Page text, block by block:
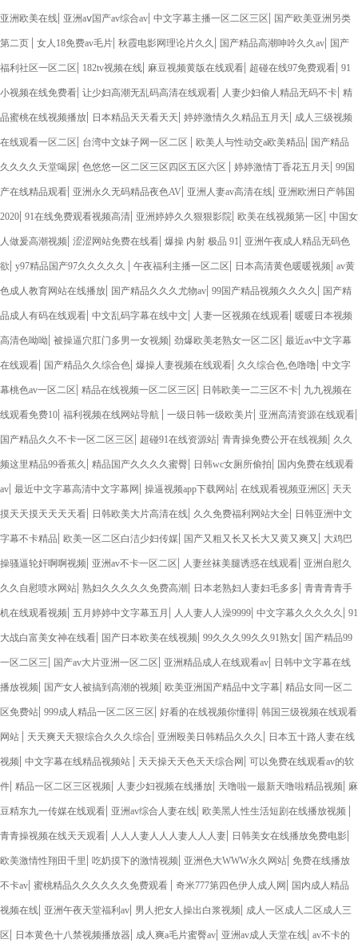
亚洲欧美在线| 亚洲aⅴ国产av综合av| 中文字幕主播一区二区三区| 国产欧美亚洲另类
第二页 | 女人18免费av毛片| 秋霞电影网理论片久久 | 国产精品高潮呻吟久久av| 国产
福利社区一区二区| 182tv视频在线| 麻豆视频黄版在线观看| 超碰在线97免费观看| 91
小视频在线免费看| 让少妇高潮无乱码高清在线观看| 人妻少妇偷人精品无码不卡| 精
品蜜桃在线视频播放| 日本精品天天看天天| 婷婷激情久久精品五月天| 成人三级视频
在线观看一区二区| 台湾中文妹子网一区二区 | 欧美人与性动交a欧美精品| 国产精品
久久久久天堂喝尿| 色悠悠一区二区三区四区五区六区 | 婷婷激情丁香花五月天| 99国
产在线精品观看| 亚洲永久无码精品夜色AV| 亚洲人妻av高清在线| 亚洲欧洲日产韩国
2020| 91在线免费观看视频高清| 亚洲婷婷久久狠狠影院| 欧美在线视频第一区| 中国女
人做爰高潮视频| 涩涩网站免费在线看| 爆操 内射 极品 91| 亚洲午夜成人精品无码色
欲| y97精品国产97久久久久久 | 午夜福利主播一区二区| 日本高清黄色暖暖视频| av黄
色成人教育网站在线播放| 国产精品久久久尤物av| 99国产精品视频久久久久 | 国产精
品成人有码在线观看| 中文乱码字幕在线中文| 人妻一区视频在线观看| 暖暖日本视频
高清色呦呦| 被操逼穴肛门多男一女视频| 劲爆欧美老熟女一区二区| 最近av中文字幕
在线观看| 国产精品久久综合色| 爆操人妻视频在线观看| 久久综合色,色噜噜| 中文字
幕桃色av一区二区| 精品在线视频一区二区三区| 日韩欧美一二三区不卡| 九九视频在
线观看免费10| 福利视频在线网站导航 | 一级日韩一级欧美片| 亚洲高清资源在线观看|
国产精品久久不卡一区二区三区| 超碰91在线资源站| 青青操免费公开在线视频| 久久
频这里精品99香蕉久 | 精品国产久久久久蜜臀| 日韩wc女厕所偷拍| 国内免费在线观看
av| 最近中文字幕高清中文字幕网 | 操逼视频app下载网站| 在线观看视频亚洲区| 天天
摸天天摸天天天天看| 日韩欧美大片高清在线| 久久免费福利网站大全| 日韩亚洲中文
字幕不卡精品| 欧美一区二区白洁少妇传媒| 国产又粗又长又长大又黄又爽又 | 大鸡巴
操骚逼轮奸啊啊视频| 亚洲av不卡一区二区| 人妻丝袜美腿诱惑在线观看| 亚洲自慰久
久久自慰喷水网站| 熟妇久久久久久免费高潮| 日本老熟妇人妻妇毛多多| 青青青青手
机在线观看视频| 五月婷婷中文字幕五月 | 人人妻人人澡9999| 中文字幕久久久久久 | 91
大战白富美女神在线看| 国产日本欧美在线视频| 99久久久99久久91熟女| 国产精品99
一区二区三| 国产av大片亚洲一区二区| 亚洲精品成人在线观看av| 日韩中文字幕在线
播放视频| 国产女人被搞到高潮的视频| 欧美亚洲国产精品中文字幕| 精品女同一区二
区免费站| 999成人精品一区二区三区| 好看的在线视频你懂得| 韩国三级视频在线观看
网站 | 天天爽天天狠综合久久久综合| 亚洲殴美日韩精品久久久 | 日本五十路人妻在线
视频| 中文字幕在线精品视频站 | 天天操天天色天天综合网 | 可以免费在线观看av的软
件| 精品一区二区三区视频| 人妻少妇视频在线播放| 天噜啦一最新天噜啦精品视频| 麻
豆精东九一传媒在线观看| 亚洲av综合人妻在线| 欧美黑人性生活短剧在线播放视频 |
青青操视频在线天天观看| 人人人妻人人人妻人人人妻| 日韩美女在线播放免费电影|
欧美激情性翔田千里 | 吃奶摸下的激情视频| 亚洲色大WWW永久网站| 免费在线播放
不卡av| 蜜桃精品久久久久久久免费观看 | 奇米777第四色伊人成人网 | 国内成人精品
视频在线| 亚洲午夜天堂福利av| 男人把女人操出白浆视频| 成人一区成人二区成人三
区| 日本黄色十八禁视频播放器| 成人爽a毛片蜜臀av| 亚洲av成人天堂在线| av不卡的